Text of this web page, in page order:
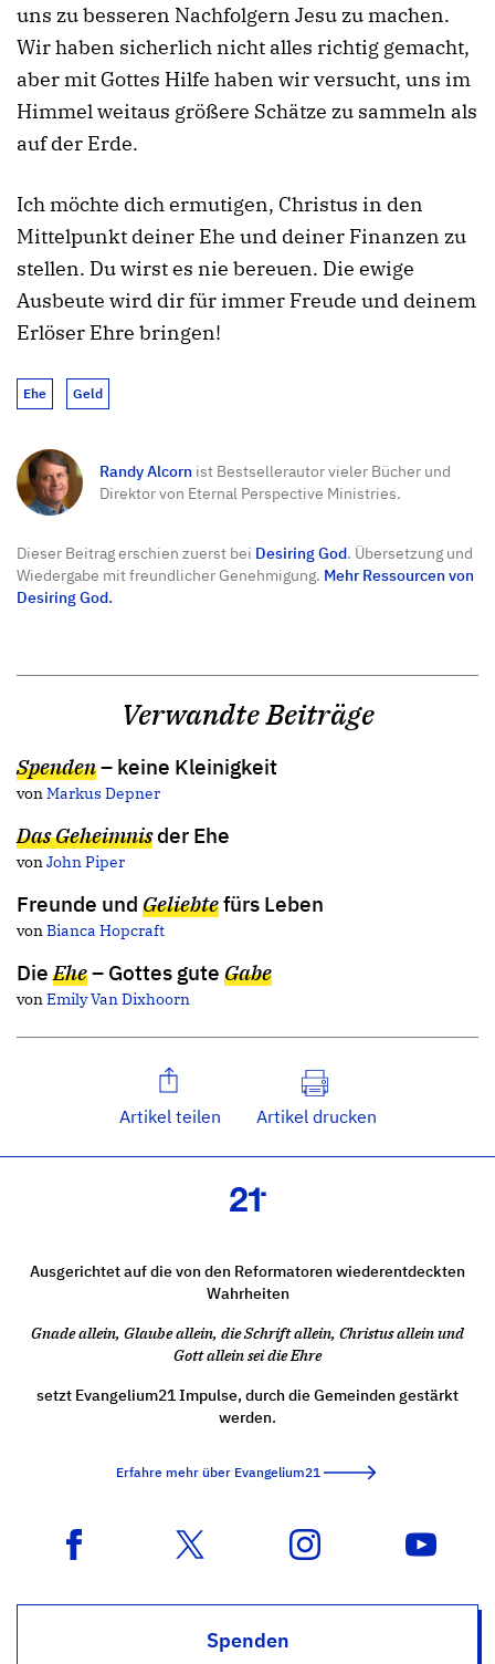
uns zu besseren Nachfolgern Jesu zu machen.
Wir haben sicherlich nicht alles richtig gemacht,
aber mit Gottes Hilfe haben wir versucht, uns im
Himmel weitaus größere Schätze zu sammeln als
auf der Erde.
Ich möchte dich ermutigen, Christus in den
Mittelpunkt deiner Ehe und deiner Finanzen zu
stellen. Du wirst es nie bereuen. Die ewige
Ausbeute wird dir für immer Freude und deinem
Erlöser Ehre bringen!
Ehe Geld
Randy Alcorn ist Bestsellerautor vieler Bücher und
Direktor von Eternal Perspective Ministries.
Dieser Beitrag erschien zuerst bei Desiring God. Übersetzung und
Wiedergabe mit freundlicher Genehmigung. Mehr Ressourcen von
Desiring God.
Verwandte Beiträge
Spenden– keine Kleinigkeit
von Markus Depner
Das Geheimnisder Ehe
von John Piper
Freunde und Geliebtefürs Leben
von Bianca Hopcraft
Die Ehe– Gottes gute Gabe
von Emily Van Dixhoorn
Artikel teilen Artikel drucken
Ausgerichtet auf die von den Reformatoren wiederentdeckten
Wahrheiten
Gnade allein, Glaube allein, die Schrift allein, Christus allein und
Gott allein sei die Ehre
setzt Evangelium21 Impulse, durch die Gemeinden gestärkt
werden.
Erfahre mehr über Evangelium21
Spenden